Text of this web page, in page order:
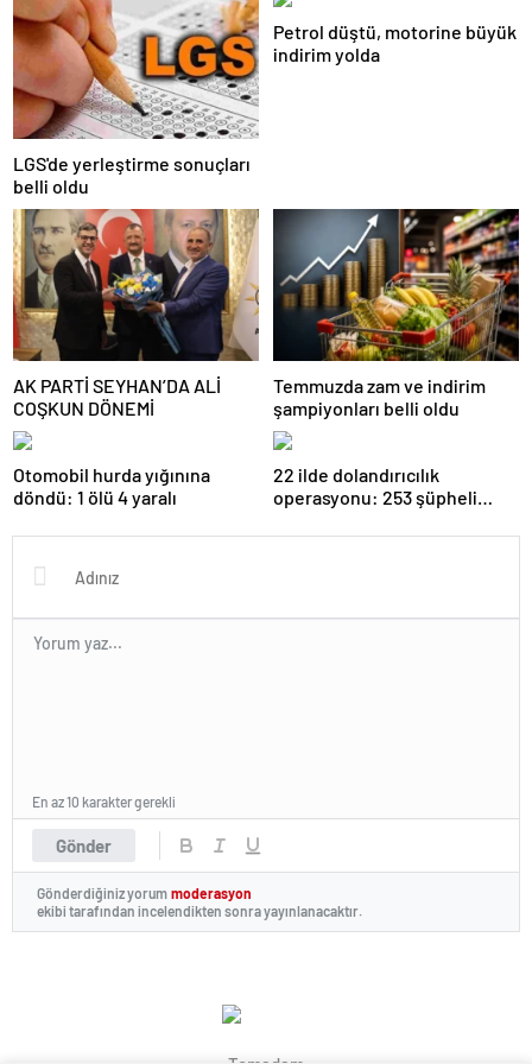
LGS'de yerleştirme sonuçları
belli oldu
Petrol düştü, motorine büyük
indirim yolda
AK PARTİ SEYHAN’DA ALİ
COŞKUN DÖNEMİ
Temmuzda zam ve indirim
şampiyonları belli oldu
Otomobil hurda yığınına
döndü: 1 ölü 4 yaralı
22 ilde dolandırıcılık
operasyonu: 253 şüpheli
Gönder
En az 10 karakter gerekli
Gönderdiğiniz yorum moderasyon
ekibi tarafından incelendikten sonra yayınlanacaktır.